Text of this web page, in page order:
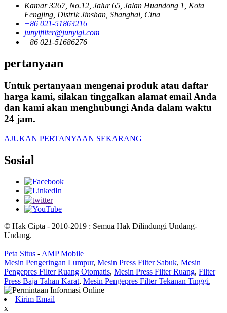
Kamar 3267, No.12, Jalur 65, Jalan Huandong 1, Kota
Fengjing, Distrik Jinshan, Shanghai, Cina
+86 021-51863216
junyifilter@junyigl.com
+86 021-51686276
pertanyaan
Untuk pertanyaan mengenai produk atau daftar
harga kami, silakan tinggalkan alamat email Anda
dan kami akan menghubungi Anda dalam waktu
24 jam.
AJUKAN PERTANYAAN SEKARANG
Sosial
© Hak Cipta - 2010-2019 : Semua Hak Dilindungi Undang-
Undang.
Peta Situs - AMP Mobile
Mesin Pengeringan Lumpur, Mesin Press Filter Sabuk, Mesin
Pengepres Filter Ruang Otomatis, Mesin Press Filter Ruang, Filter
Press Baja Tahan Karat, Mesin Pengepres Filter Tekanan Tinggi,
Kirim Email
x